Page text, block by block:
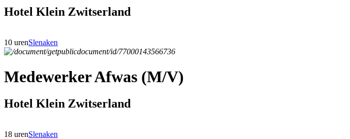
Hotel Klein Zwitserland
10 urenSlenaken
Medewerker Afwas (M/V)
Hotel Klein Zwitserland
18 urenSlenaken